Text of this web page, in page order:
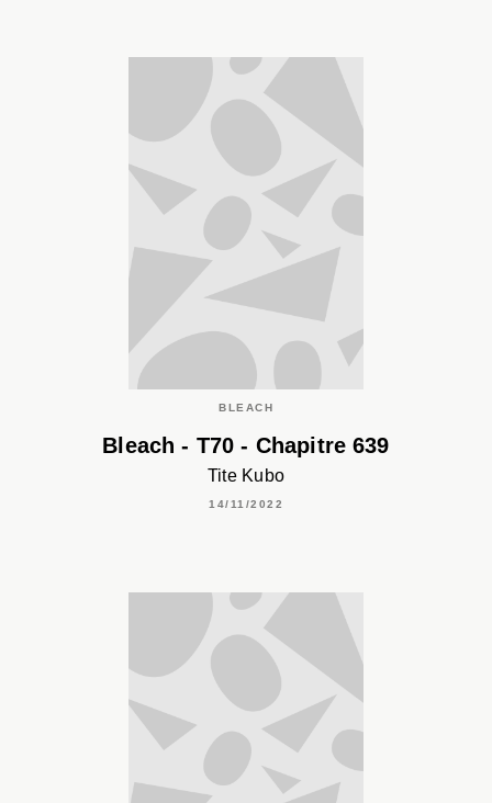
BLEACH
Bleach - T70 - Chapitre 639
Tite Kubo
14/11/2022